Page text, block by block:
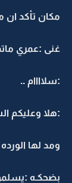
مكان تأكد ان
غنى :عمري
:سلاااام ..
:هلا وعليكم
ومد لها
بضحكـه